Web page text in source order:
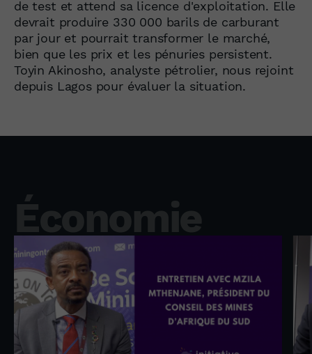
de test et attend sa licence d'exploitation. Elle
devrait produire 330 000 barils de carburant
par jour et pourrait transformer le marché,
bien que les prix et les pénuries persistent.
Toyin Akinosho, analyste pétrolier, nous rejoint
depuis Lagos pour évaluer la situation.
Économie